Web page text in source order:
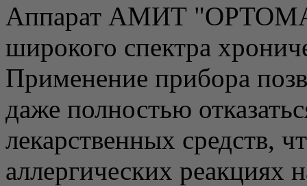
Аппарат АМИТ
широкого спектра
Применение прибора
даже полностью
лекарственных средств,
аллергических реакциях